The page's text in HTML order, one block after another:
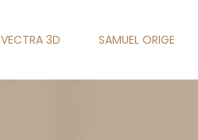
VECTRA 3D SAMUEL ORIGE